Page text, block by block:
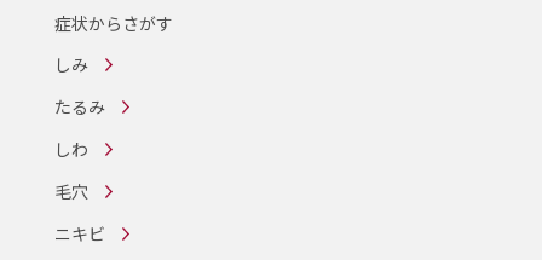
症状からさがす
しみ
たるみ
しわ
毛穴
ニキビ